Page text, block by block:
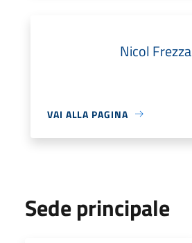
Nicol Frezza
VAI ALLA PAGINA
Sede principale